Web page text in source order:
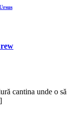
cantina unde o să